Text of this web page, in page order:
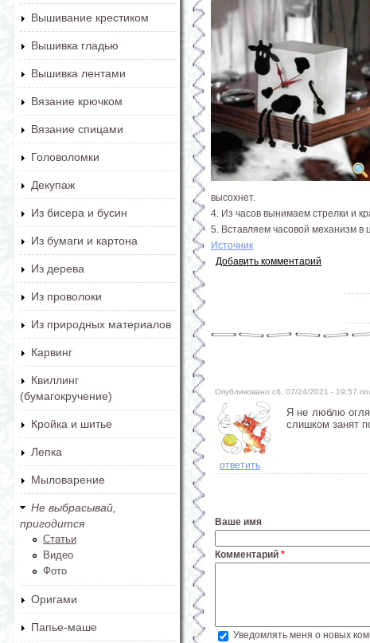
Вышивание крестиком
Вышивка гладью
Вышивка лентами
Вязание крючком
Вязание спицами
Головоломки
Декупаж
Из бисера и бусин
Из бумаги и картона
Из дерева
Из проволоки
Из природных материалов
Карвинг
Квиллинг
(бумагокручение)
Кройка и шитье
Лепка
Мыловарение
Не выбрасывай,
пригодится
Статьи
Видео
Фото
Оригами
Папье-маше
высохнет.
4. Из часов вынимаем стрелки и
5. Вставляем часовой механизм в
Источник
Добавить комментарий
Опубликовано сб, 07/24/2021 - 19:57
Я не люблю
слишком занят
ответить
Ваше имя
Комментарий *
Уведомлять меня о новых